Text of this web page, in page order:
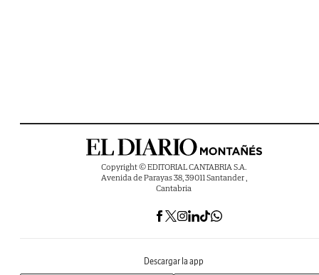
Copyright © EDITORIAL CANTABRIA S.A.
Avenida de Parayas 38, 39011 Santander ,
Cantabria
Descargar la app